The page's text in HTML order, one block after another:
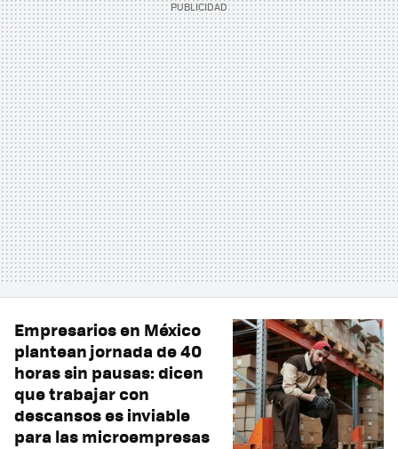
Empresarios en México
plantean jornada de 40
horas sin pausas: dicen
que trabajar con
descansos es inviable
para las microempresas